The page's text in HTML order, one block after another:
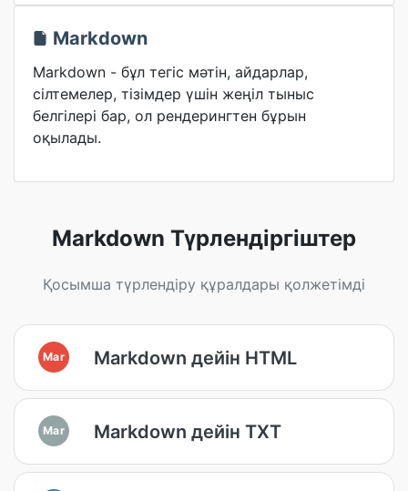
Markdown
Markdown - бұл тегіс мәтін, айдарлар,
сілтемелер, тізімдер үшін жеңіл тыныс
белгілері бар, ол рендерингтен бұрын
оқылады.
Markdown Түрлендіргіштер
Қосымша түрлендіру құралдары қолжетімді
Mar Markdown дейін HTML
Mar Markdown дейін TXT